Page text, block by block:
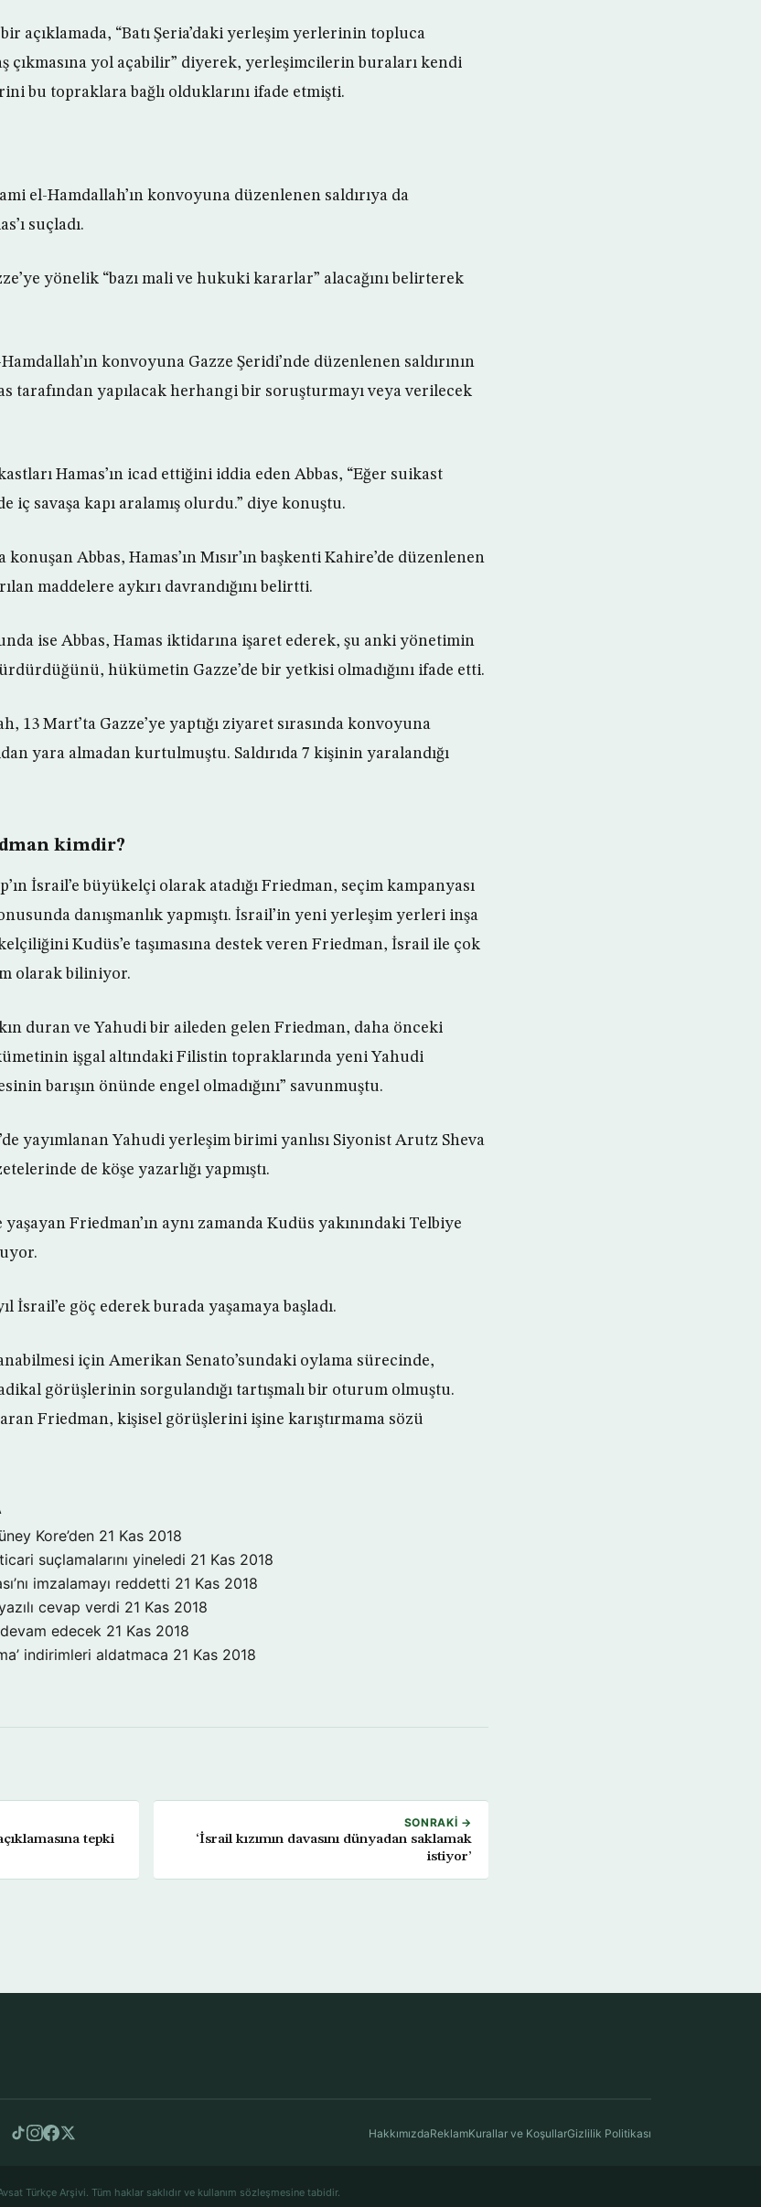
açıklamada, “Batı Şeria’daki yerleşim yerlerinin topluca
çıkmasına yol açabilir” diyerek, yerleşimcilerin buraları kendi
bu topraklara bağlı olduklarını ifade etmişti.
el-Hamdallah’ın konvoyuna düzenlenen saldırıya da
suçladı.
yönelik “bazı mali ve hukuki kararlar” alacağını belirterek
konvoyuna Gazze Şeridi’nde düzenlenen saldırının
tarafından yapılacak herhangi bir soruşturmayı veya verilecek
Hamas’ın icad ettiğini iddia eden Abbas, “Eğer suikast
iç savaşa kapı aralamış olurdu.” diye konuştu.
konuşan Abbas, Hamas’ın Mısır’ın başkenti Kahire’de düzenlenen
maddelere aykırı davrandığını belirtti.
ise Abbas, Hamas iktidarına işaret ederek, şu anki yönetimin
hükümetin Gazze’de bir yetkisi olmadığını ifade etti.
13 Mart’ta Gazze’ye yaptığı ziyaret sırasında konvoyuna
yara almadan kurtulmuştu. Saldırıda 7 kişinin yaralandığı
kimdir?
İsrail’e büyükelçi olarak atadığı Friedman, seçim kampanyası
danışmanlık yapmıştı. İsrail’in yeni yerleşim yerleri inşa
Kudüs’e taşımasına destek veren Friedman, İsrail ile çok
olarak biliniyor.
duran ve Yahudi bir aileden gelen Friedman, daha önceki
işgal altındaki Filistin topraklarında yeni Yahudi
barışın önünde engel olmadığını” savunmuştu.
yayımlanan Yahudi yerleşim birimi yanlısı Siyonist Arutz Sheva
de köşe yazarlığı yapmıştı.
Friedman’ın aynı zamanda Kudüs yakınındaki Telbiye
İsrail’e göç ederek burada yaşamaya başladı.
için Amerikan Senato’sundaki oylama sürecinde,
görüşlerinin sorgulandığı tartışmalı bir oturum olmuştu.
Friedman, kişisel görüşlerini işine karıştırmama sözü
Kore’den 21 Kas 2018
suçlamalarını yineledi 21 Kas 2018
imzalamayı reddetti 21 Kas 2018
cevap verdi 21 Kas 2018
edecek 21 Kas 2018
indirimleri aldatmaca 21 Kas 2018
tepki
SONRAKI →
‘İsrail kızımın davasını dünyadan saklamak
istiyor’
HakkımızdaReklamKurallar ve KoşullarGizlilik Politikası
Türkçe Arşivi. Tüm haklar saklıdır ve kullanım sözleşmesine tabidir.